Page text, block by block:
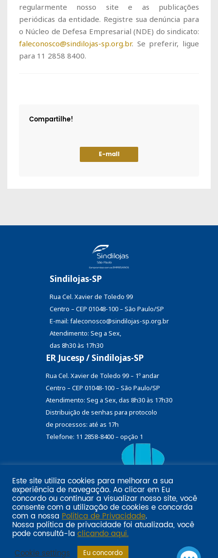
regularmente nosso site e as publicações
periódicas da entidade. Registre sua denúncia para
o Núcleo de Defesa Empresarial (NDE) do sindicato:
faleconosco@sindilojas-sp.org.br. Se preferir, ligue
para 11 2858 8400.
Compartilhe!
E-mail
Sindilojas-SP
Rua Cel. Xavier de Toledo 99
Centro – CEP 01048-100 – São Paulo/SP
E-mail: faleconosco@sindilojas-sp.org.br
Atendimento: Seg a Sex,
das 8h30 às 17h30
ER Jucesp / Sindilojas-SP
Rua Cel. Xavier de Toledo 99 – 1º andar
Centro – CEP 01048-100 – São Paulo/SP
Atendimento: Seg a Sex, das 8h30 às 17h30
Distribuição de senhas para protocolo
de processos: até as 17h
Telefone: 11 2858-8400 – opção 1
Email marketing por:
Pol�tica de privacidade SINDILOJAS-SPAcesse aqui
Este site utiliza cookies para melhorar a sua
experiência de navegação. Ao clicar em Eu
concordo ou continuar a visualizar nosso site, você
consente com a utilização de cookies e concorda
com a nossa Política de Privacidade.
Nossa política de privacidade foi atualizada, você
pode consultá-la clicando aqui.
Cookie settings
Eu concordo